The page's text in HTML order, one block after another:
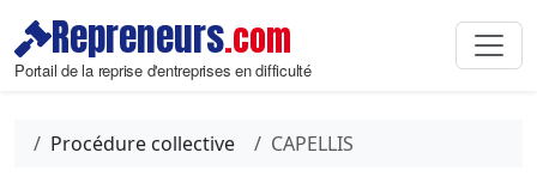
Repreneurs.com
Portail de la reprise d'entreprises en difficulté
Procédure collective CAPELLIS